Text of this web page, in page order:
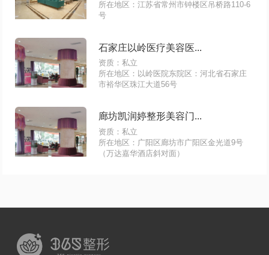
所在地区：江苏省常州市钟楼区吊桥路110-6
号
石家庄以岭医疗美容医...
资质：私立
所在地区：以岭医院东院区：河北省石家庄
市裕华区珠江大道56号
廊坊凯润婷整形美容门...
资质：私立
所在地区：广阳区廊坊市广阳区金光道9号
（万达嘉华酒店斜对面）